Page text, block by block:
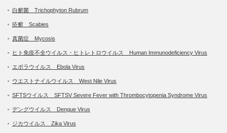
白癬菌 Trichophyton Rubrum
疥癬 Scabies
真菌症 Mycosis
ヒト免疫不全ウイルス・ヒトレトロウイルス Human Immunodeficiency Virus
エボラウイルス Ebola Virus
ウエストナイルウイルス West Nile Virus
SFTSウイルス SFTSV Severe Fever with Thrombocytopenia Syndrome Virus
デングウイルス Dengue Virus
ジカウイルス Zika Virus